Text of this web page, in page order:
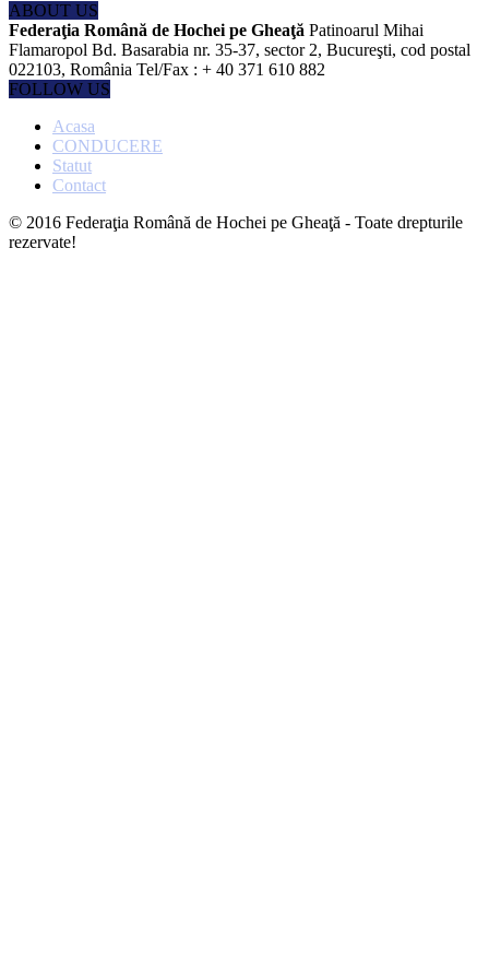
ABOUT US
Federaţia Română de Hochei pe Gheaţă Patinoarul Mihai
Flamaropol Bd. Basarabia nr. 35-37, sector 2, Bucureşti, cod postal
022103, România Tel/Fax : + 40 371 610 882
FOLLOW US
Acasa
CONDUCERE
Statut
Contact
© 2016 Federaţia Română de Hochei pe Gheaţă - Toate drepturile
rezervate!